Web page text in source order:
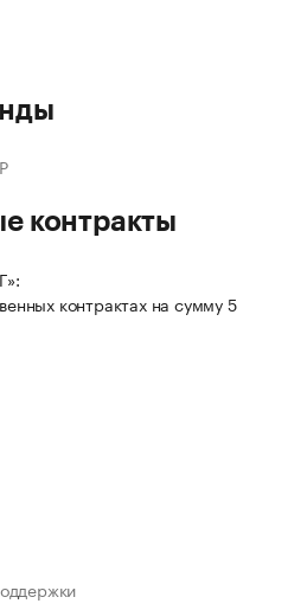
контракты
контрактах на сумму 5